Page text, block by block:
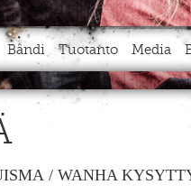
Bändi Tuotanto Media
/ WANHA